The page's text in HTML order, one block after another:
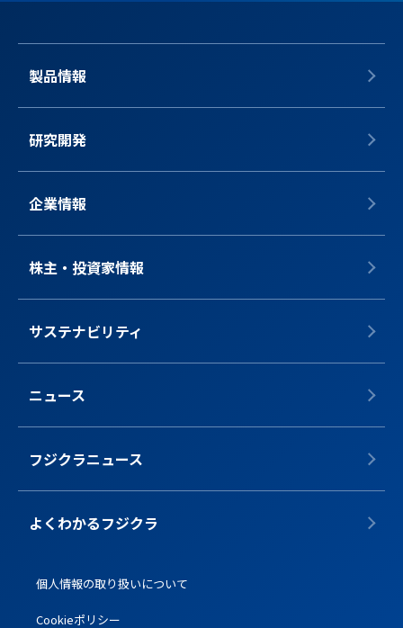
製品情報
研究開発
企業情報
株主・投資家情報
サステナビリティ
ニュース
フジクラニュース
よくわかるフジクラ
個人情報の取り扱いについて
Cookieポリシー